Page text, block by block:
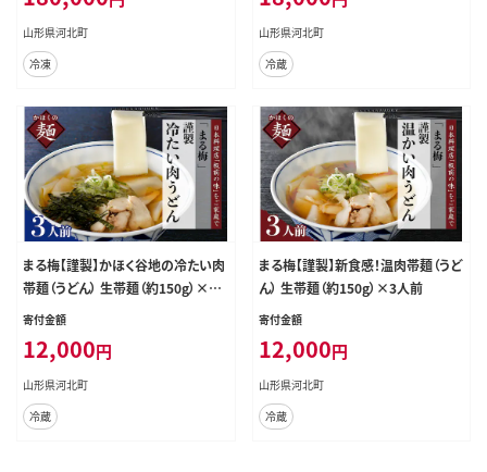
山形県河北町
冷凍
山形県河北町
冷蔵
まる梅【謹製】かほく谷地の冷たい肉
帯麺（うどん） 生帯麺（約150g）×3
人前セット！
寄付金額
12,000円
山形県河北町
冷蔵
まる梅【謹製】新食感！温肉帯麺（うど
ん） 生帯麺（約150g）×3人前
寄付金額
12,000円
山形県河北町
冷蔵